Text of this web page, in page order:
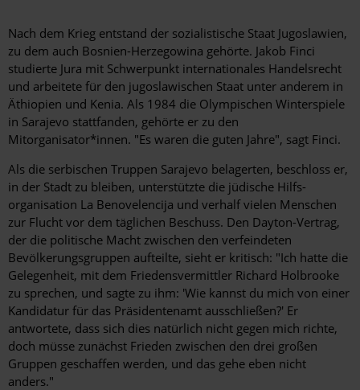
Nach dem Krieg entstand der sozialistische Staat Jugoslawien,
zu dem auch Bosnien-Herzegowina gehörte. Jakob Finci
studierte Jura mit Schwerpunkt internationales Handelsrecht
und arbeitete für den jugoslawischen Staat unter anderem in
Äthiopien und Kenia. Als 1984 die Olympischen Winterspiele
in Sarajevo stattfanden, gehörte er zu den
Mitorganisator*innen. "Es waren die guten Jahre", sagt Finci.
Als die serbischen Truppen Sarajevo belagerten, beschloss er,
in der Stadt zu bleiben, unterstützte die jüdische Hilfs­
organisation La Benovelencija und verhalf vielen Menschen
zur Flucht vor dem täglichen Beschuss. Den Dayton-Vertrag,
der die politische Macht zwischen den verfeindeten
Bevölkerungsgruppen aufteilte, sieht er kritisch: "Ich hatte die
Gelegenheit, mit dem Friedensvermittler Richard Holbrooke
zu sprechen, und sagte zu ihm: 'Wie kannst du mich von einer
Kandidatur für das Präsidentenamt ausschließen?' Er
antwortete, dass sich dies natürlich nicht gegen mich richte,
doch müsse zunächst Frieden zwischen den drei großen
Gruppen geschaffen werden, und das gehe eben nicht
anders."